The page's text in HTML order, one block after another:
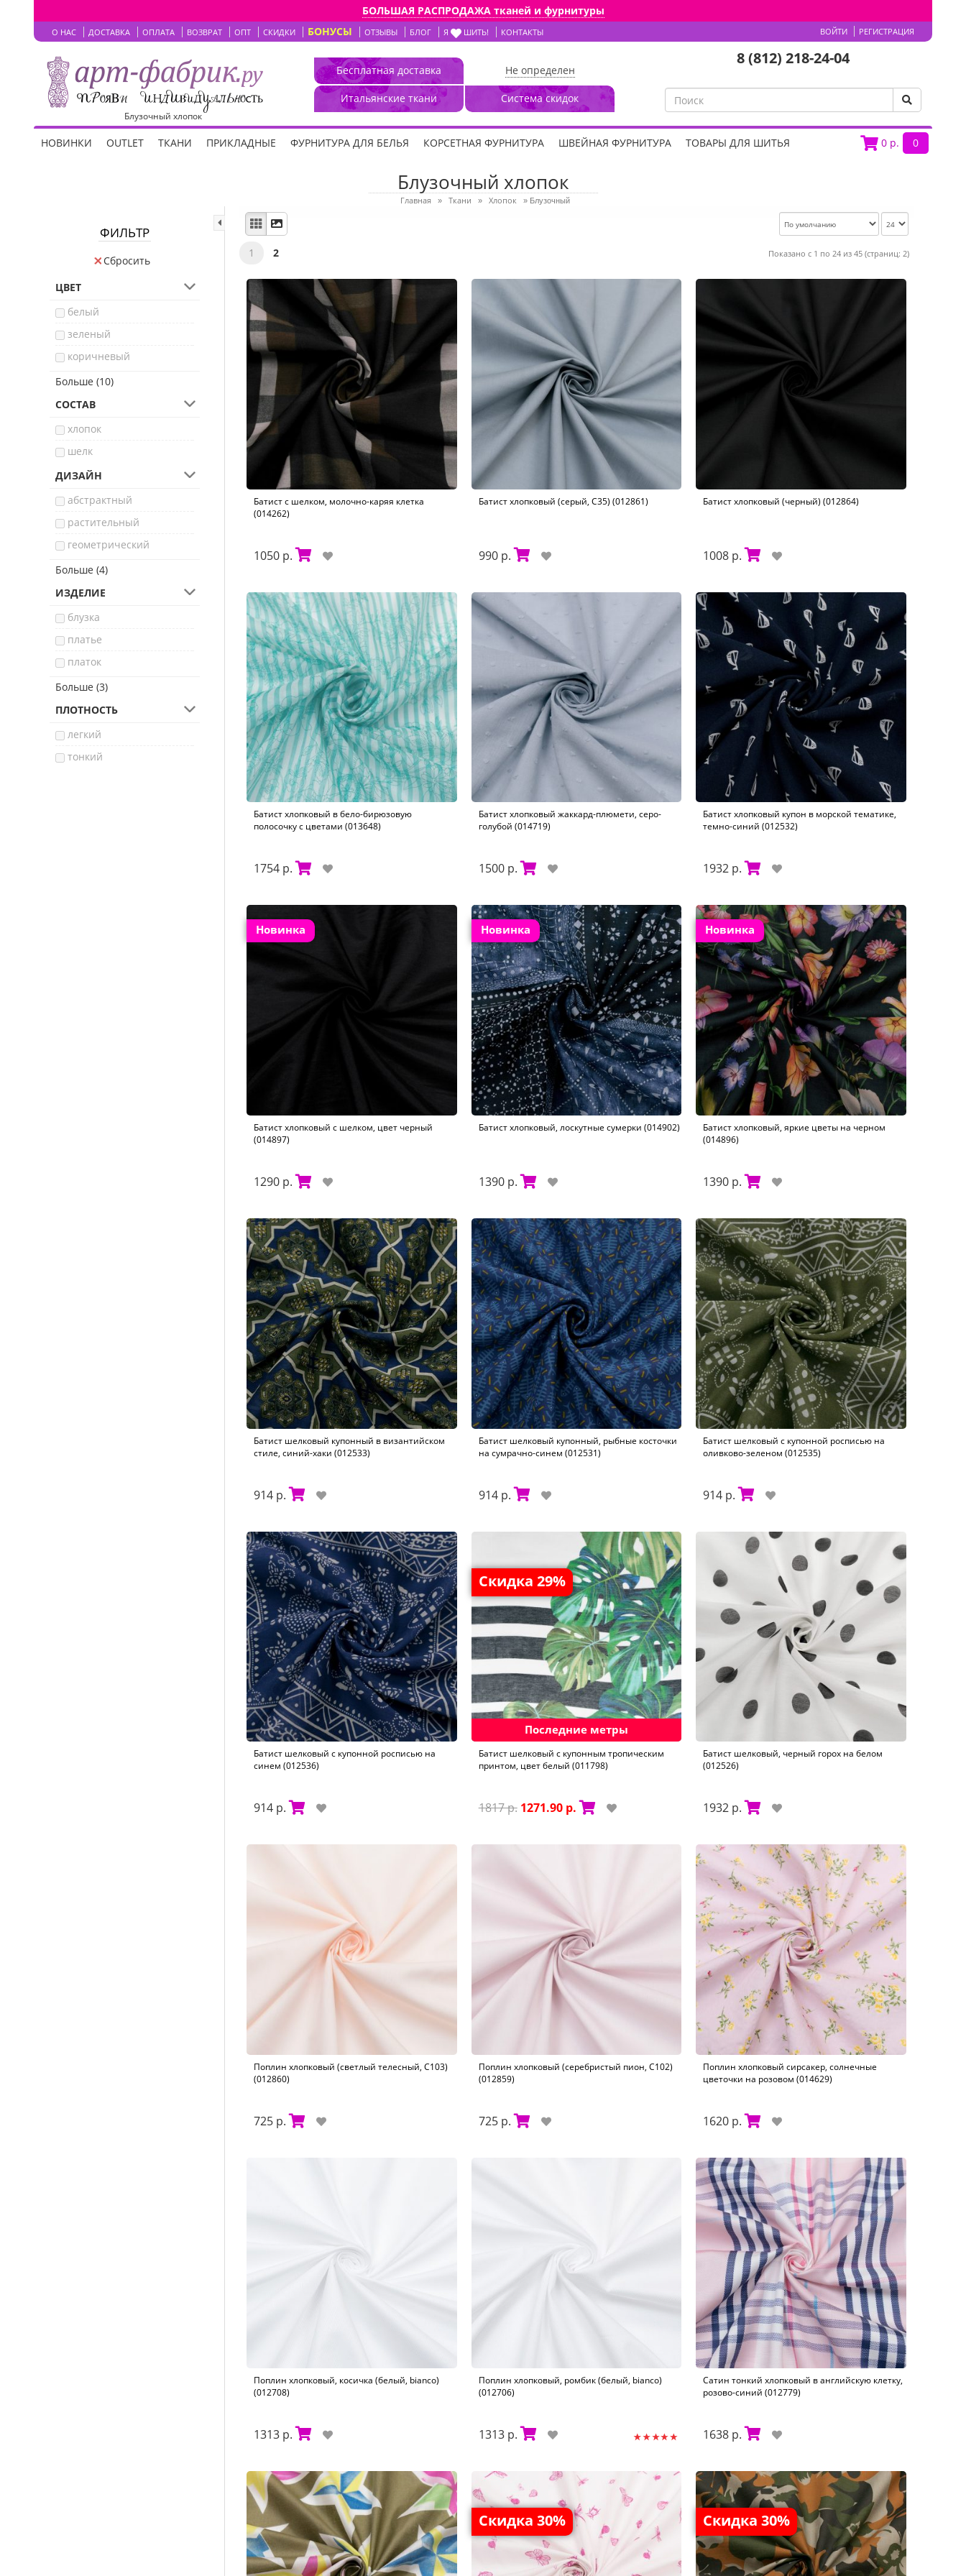
БОЛЬШАЯ РАСПРОДАЖА тканей и фурнитуры
О НАС ДОСТАВКА ОПЛАТА ВОЗВРАТ ОПТ СКИДКИ БОНУСЫ ОТЗЫВЫ БЛОГ Я ШИТЬ! КОНТАКТЫ ВОЙТИ РЕГИСТРАЦИЯ
Бесплатная доставка
Итальянские ткани
Не определен
Система скидок
8 (812) 218-24-04
Блузочный хлопок
0 р. 0
НОВИНКИ OUTLET ТКАНИ ПРИКЛАДНЫЕ ФУРНИТУРА ДЛЯ БЕЛЬЯ КОРСЕТНАЯ ФУРНИТУРА ШВЕЙНАЯ ФУРНИТУРА ТОВАРЫ ДЛЯ ШИТЬЯ
Блузочный хлопок
Главная » Ткани » Хлопок » Блузочный
ФИЛЬТР
Сбросить
ЦВЕТ
белый
зеленый
коричневый
черный
голубой
розовый
фиолетовый
Больше (10)
СОСТАВ
хлопок
шелк
ДИЗАЙН
абстрактный
растительный
геометрический
другой
однотонный
этнический
Больше (4)
ИЗДЕЛИЕ
блузка
платье
платок
сорочка
юбка
брюки
Больше (3)
ПЛОТНОСТЬ
легкий
тонкий
1 2 Показано с 1 по 24 из 45 (страниц: 2)
Батист с шелком, молочно-каряя клетка
(014262)
1050 р.
Батист хлопковый (серый, C35) (012861)
990 р.
Батист хлопковый (черный) (012864)
1008 р.
Батист хлопковый в бело-бирюзовую
полосочку с цветами (013648)
1754 р.
Батист хлопковый жаккард-плюмети, серо-
голубой (014719)
1500 р.
Батист хлопковый купон в морской тематике,
темно-синий (012532)
1932 р.
Новинка
Батист хлопковый с шелком, цвет черный
(014897)
1290 р.
Новинка
Батист хлопковый, лоскутные сумерки (014902)
1390 р.
Новинка
Батист хлопковый, яркие цветы на черном
(014896)
1390 р.
Батист шелковый купонный в византийском
стиле, синий-хаки (012533)
914 р.
Батист шелковый купонный, рыбные косточки
на сумрачно-синем (012531)
914 р.
Батист шелковый с купонной росписью на
оливково-зеленом (012535)
914 р.
Батист шелковый с купонной росписью на
синем (012536)
914 р.
Скидка 29%
Последние метры
Батист шелковый с купонным тропическим
принтом, цвет белый (011798)
1817 р. 1271.90 р.
Батист шелковый, черный горох на белом
(012526)
1932 р.
Поплин хлопковый (светлый телесный, С103)
(012860)
725 р.
Поплин хлопковый (серебристый пион, С102)
(012859)
725 р.
Поплин хлопковый сирсакер, солнечные
цветочки на розовом (014629)
1620 р.
Поплин хлопковый, косичка (белый, bianco)
(012708)
1313 р.
Поплин хлопковый, ромбик (белый, bianco)
(012706)
1313 р.
Сатин тонкий хлопковый в английскую клетку,
розово-синий (012779)
1638 р.
Скидка 30% Скидка 30%